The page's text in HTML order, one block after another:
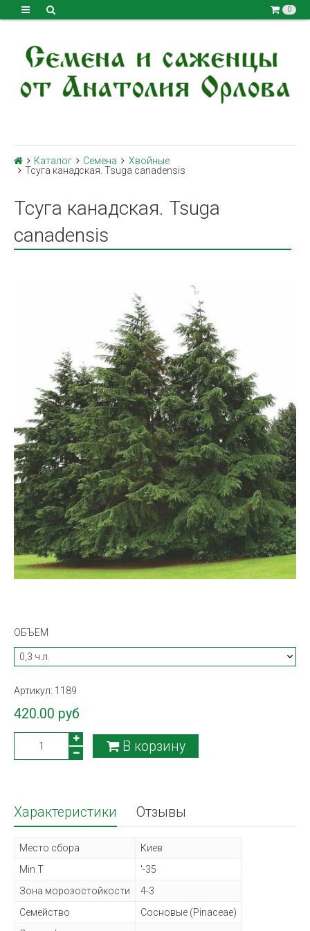
0
Каталог Семена
Хвойные
Тсуга канадская. Tsuga canadensis
Тсуга канадская. Tsuga
canadensis
ОБЪЕМ
Артикул: 1189
420.00 руб
В корзину
Характеристики Отзывы
Место сбора
Киев
Min T
'-35
Зона морозостойкости
4-3
Семейство
Сосновые (Pinaceae)